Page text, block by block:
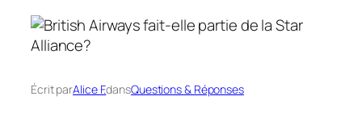
Écrit parAlice F.dansQuestions & Réponses